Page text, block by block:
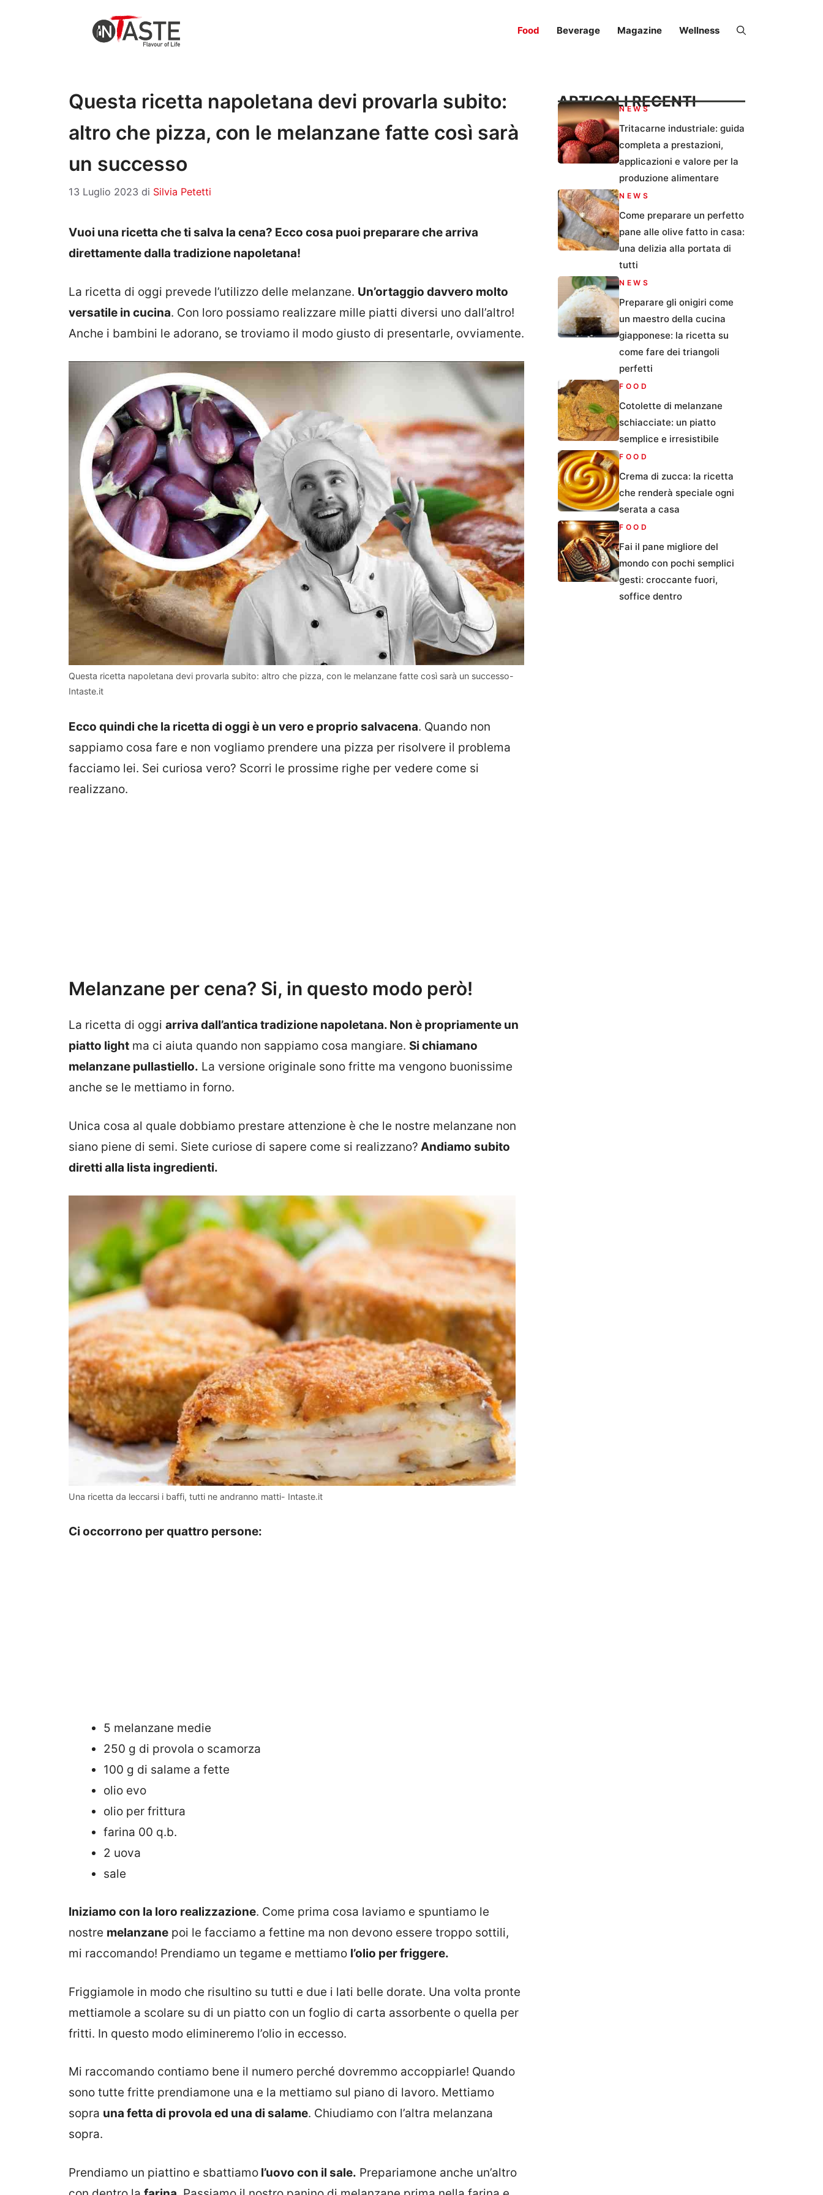
Food Beverage Magazine Wellness
Questa ricetta napoletana devi provarla subito:
altro che pizza, con le melanzane fatte così sarà
un successo
13 Luglio 2023 di Silvia Petetti
Vuoi una ricetta che ti salva la cena? Ecco cosa puoi preparare che arriva
direttamente dalla tradizione napoletana!
La ricetta di oggi prevede l’utilizzo delle melanzane. Un’ortaggio davvero molto
versatile in cucina. Con loro possiamo realizzare mille piatti diversi uno dall’altro!
Anche i bambini le adorano, se troviamo il modo giusto di presentarle, ovviamente.
Questa ricetta napoletana devi provarla subito: altro che pizza, con le melanzane fatte così sarà un successo-
Intaste.it
Ecco quindi che la ricetta di oggi è un vero e proprio salvacena. Quando non
sappiamo cosa fare e non vogliamo prendere una pizza per risolvere il problema
facciamo lei. Sei curiosa vero? Scorri le prossime righe per vedere come si
realizzano.
Melanzane per cena? Si, in questo modo però!
La ricetta di oggi arriva dall’antica tradizione napoletana. Non è propriamente un
piatto light ma ci aiuta quando non sappiamo cosa mangiare. Si chiamano
melanzane pullastiello. La versione originale sono fritte ma vengono buonissime
anche se le mettiamo in forno.
Unica cosa al quale dobbiamo prestare attenzione è che le nostre melanzane non
siano piene di semi. Siete curiose di sapere come si realizzano? Andiamo subito
diretti alla lista ingredienti.
Una ricetta da leccarsi i baffi, tutti ne andranno matti- Intaste.it
Ci occorrono per quattro persone:
5 melanzane medie
250 g di provola o scamorza
100 g di salame a fette
olio evo
olio per frittura
farina 00 q.b.
2 uova
sale
Iniziamo con la loro realizzazione. Come prima cosa laviamo e spuntiamo le
nostre melanzane poi le facciamo a fettine ma non devono essere troppo sottili,
mi raccomando! Prendiamo un tegame e mettiamo l’olio per friggere.
Friggiamole in modo che risultino su tutti e due i lati belle dorate. Una volta pronte
mettiamole a scolare su di un piatto con un foglio di carta assorbente o quella per
fritti. In questo modo elimineremo l’olio in eccesso.
Mi raccomando contiamo bene il numero perché dovremmo accoppiarle! Quando
sono tutte fritte prendiamone una e la mettiamo sul piano di lavoro. Mettiamo
sopra una fetta di provola ed una di salame. Chiudiamo con l’altra melanzana
sopra.
Prendiamo un piattino e sbattiamo l’uovo con il sale. Prepariamone anche un’altro
ARTICOLI RECENTI
NEWS
Tritacarne industriale: guida
completa a prestazioni,
applicazioni e valore per la
produzione alimentare
NEWS
Come preparare un perfetto
pane alle olive fatto in casa:
una delizia alla portata di
tutti
NEWS
Preparare gli onigiri come
un maestro della cucina
giapponese: la ricetta su
come fare dei triangoli
perfetti
FOOD
Cotolette di melanzane
schiacciate: un piatto
semplice e irresistibile
FOOD
Crema di zucca: la ricetta
che renderà speciale ogni
serata a casa
FOOD
Fai il pane migliore del
mondo con pochi semplici
gesti: croccante fuori,
soffice dentro